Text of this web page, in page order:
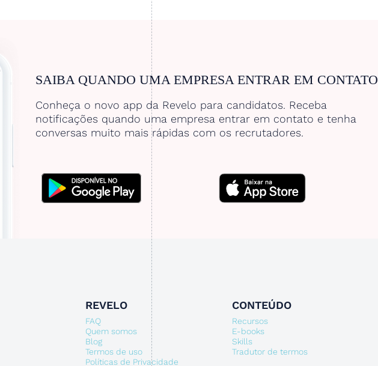
SAIBA QUANDO UMA EMPRESA ENTRAR EM CONTATO
Conheça o novo app da Revelo para candidatos. Receba
notificações quando uma empresa entrar em contato e tenha
conversas muito mais rápidas com os recrutadores.
REVELO
FAQ
Quem somos
Blog
Termos de uso
Políticas de Privacidade
CONTEÚDO
Recursos
E-books
Skills
Tradutor de termos